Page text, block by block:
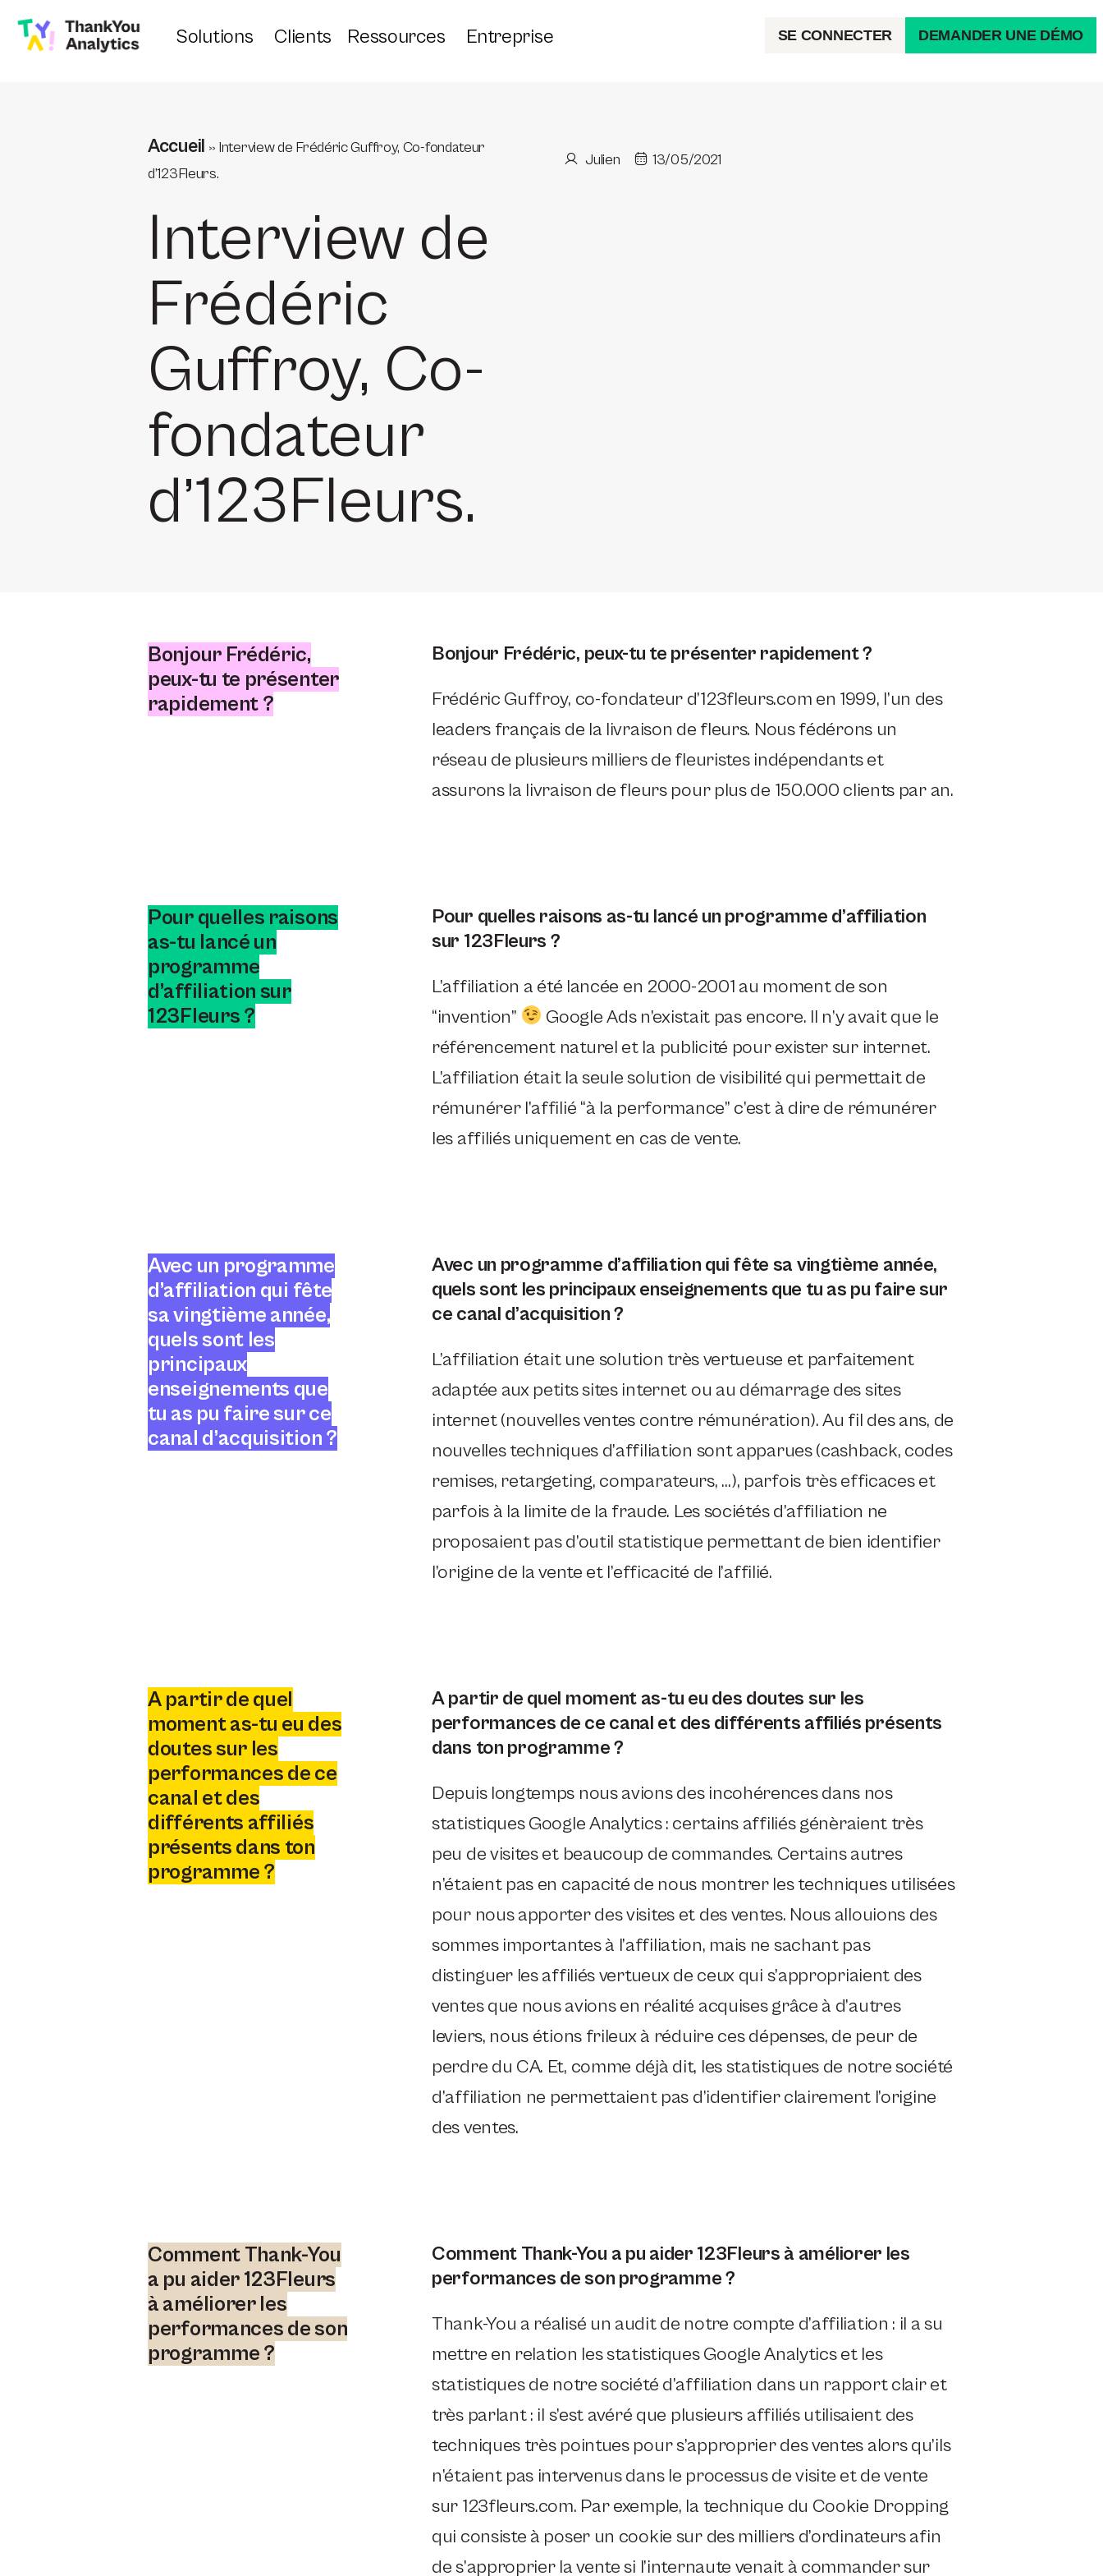
Solutions Clients Ressources Entreprise SE CONNECTER DEMANDER UNE DÉMO
Accueil » Interview de Frédéric Guffroy, Co-fondateur
d’123Fleurs.
Interview de
Frédéric
Guffroy, Co-
fondateur
d’123Fleurs.
Julien 13/05/2021
Bonjour Frédéric,
peux-tu te présenter
rapidement ?
Bonjour Frédéric, peux-tu te présenter rapidement ?
Frédéric Guffroy, co-fondateur d’123fleurs.com en 1999, l’un des
leaders français de la livraison de fleurs. Nous fédérons un
réseau de plusieurs milliers de fleuristes indépendants et
assurons la livraison de fleurs pour plus de 150.000 clients par an.
Pour quelles raisons
as-tu lancé un
programme
d’affiliation sur
123Fleurs ?
Pour quelles raisons as-tu lancé un programme d’affiliation
sur 123Fleurs ?
L’affiliation a été lancée en 2000-2001 au moment de son
“invention”
Google Ads n’existait pas encore. Il n’y avait que le
référencement naturel et la publicité pour exister sur internet.
L’affiliation était la seule solution de visibilité qui permettait de
rémunérer l’affilié “à la performance” c’est à dire de rémunérer
les affiliés uniquement en cas de vente.
Avec un programme
d’affiliation qui fête
sa vingtième année,
quels sont les
principaux
enseignements que
tu as pu faire sur ce
canal d’acquisition ?
Avec un programme d’affiliation qui fête sa vingtième année,
quels sont les principaux enseignements que tu as pu faire sur
ce canal d’acquisition ?
L’affiliation était une solution très vertueuse et parfaitement
adaptée aux petits sites internet ou au démarrage des sites
internet (nouvelles ventes contre rémunération). Au fil des ans, de
nouvelles techniques d’affiliation sont apparues (cashback, codes
remises, retargeting, comparateurs, …), parfois très efficaces et
parfois à la limite de la fraude. Les sociétés d’affiliation ne
proposaient pas d’outil statistique permettant de bien identifier
l’origine de la vente et l’efficacité de l’affilié.
A partir de quel
moment as-tu eu des
doutes sur les
performances de ce
canal et des
différents affiliés
présents dans ton
programme ?
A partir de quel moment as-tu eu des doutes sur les
performances de ce canal et des différents affiliés présents
dans ton programme ?
Depuis longtemps nous avions des incohérences dans nos
statistiques Google Analytics : certains affiliés génèraient très
peu de visites et beaucoup de commandes. Certains autres
n’étaient pas en capacité de nous montrer les techniques utilisées
pour nous apporter des visites et des ventes. Nous allouions des
sommes importantes à l’affiliation, mais ne sachant pas
distinguer les affiliés vertueux de ceux qui s’appropriaient des
ventes que nous avions en réalité acquises grâce à d’autres
leviers, nous étions frileux à réduire ces dépenses, de peur de
perdre du CA. Et, comme déjà dit, les statistiques de notre société
d’affiliation ne permettaient pas d’identifier clairement l’origine
des ventes.
Comment Thank-You
a pu aider 123Fleurs
à améliorer les
performances de son
programme ?
Comment Thank-You a pu aider 123Fleurs à améliorer les
performances de son programme ?
Thank-You a réalisé un audit de notre compte d’affiliation : il a su
mettre en relation les statistiques Google Analytics et les
statistiques de notre société d’affiliation dans un rapport clair et
très parlant : il s’est avéré que plusieurs affiliés utilisaient des
techniques très pointues pour s’approprier des ventes alors qu’ils
n’étaient pas intervenus dans le processus de visite et de vente
sur 123fleurs.com. Par exemple, la technique du Cookie Dropping
qui consiste à poser un cookie sur des milliers d’ordinateurs afin
de s’approprier la vente si l’internaute venait à commander sur